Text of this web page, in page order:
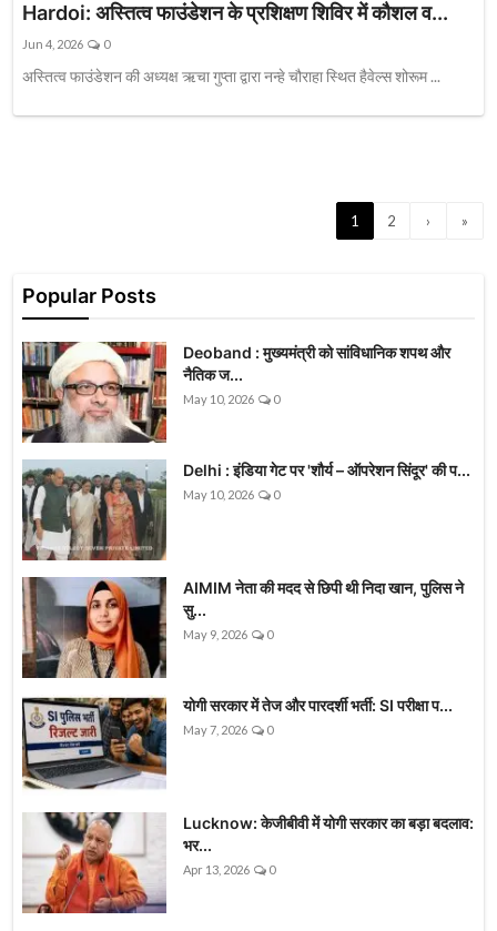
Hardoi: अस्तित्व फाउंडेशन के प्रशिक्षण शिविर में कौशल व...
Jun 4, 2026 0
अस्तित्व फाउंडेशन की अध्यक्ष ऋचा गुप्ता द्वारा नन्हे चौराहा स्थित हैवेल्स शोरूम ...
1 2 › »
Popular Posts
Deoband : मुख्यमंत्री को सांविधानिक शपथ और
नैतिक ज...
May 10, 2026 0
Delhi : इंडिया गेट पर 'शौर्य – ऑपरेशन सिंदूर' की प...
May 10, 2026 0
AIMIM नेता की मदद से छिपी थी निदा खान, पुलिस ने
सु...
May 9, 2026 0
योगी सरकार में तेज और पारदर्शी भर्ती: SI परीक्षा प...
May 7, 2026 0
Lucknow: केजीबीवी में योगी सरकार का बड़ा बदलाव:
भर...
Apr 13, 2026 0